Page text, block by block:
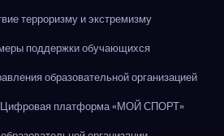
терроризму и экстремизму
поддержки обучающихся
образовательной организацией
Цифровая платформа «МОЙ СПОРТ»